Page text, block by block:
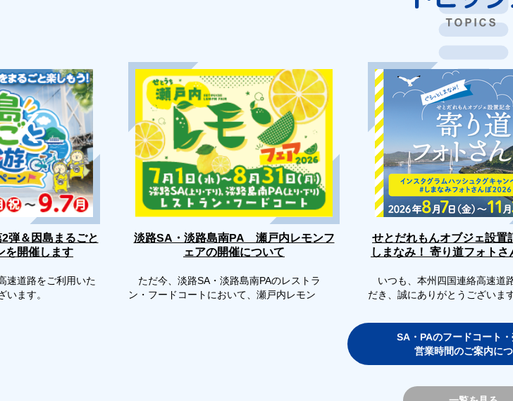
弾＆因島まるごと
を開催します
道路をご利用いた
います。
淡路SA・淡路島南PA 瀬戸内レモンフ
ェアの開催について
ただ今、淡路SA・淡路島南PAのレストラ
ン・フードコートにおいて、瀬戸内レモン
せとだれもんオブジェ設置
しまなみ！ 寄り道フォト
いつも、本州四国連絡高速道
だき、誠にありがとうござい
SA・PAのフードコート
営業時間のご案内に